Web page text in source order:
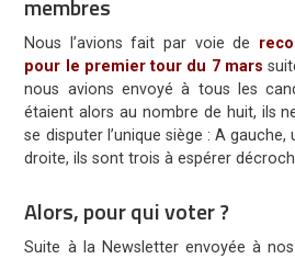
membres
Nous l’avions fait par voie de
pour le premier tour du 7 mars
nous avions envoyé à tous les
étaient alors au nombre de huit, ils
se disputer l’unique siège : A
droite, ils sont trois à espérer
Alors, pour qui voter ?
Suite à la Newsletter envoyée à